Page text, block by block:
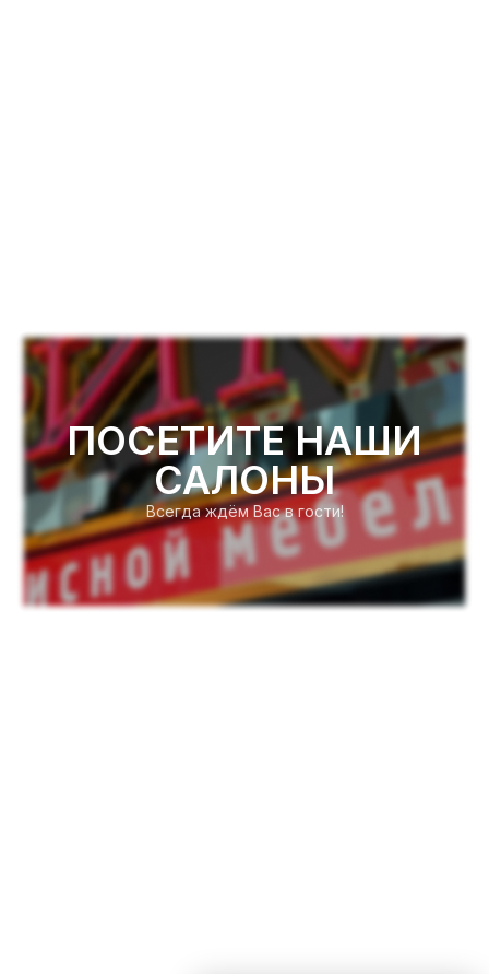
ПОСЕТИТЕ НАШИ
САЛОНЫ
Всегда ждём Вас в гости!